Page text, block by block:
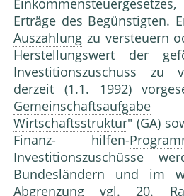
Erträge des Begünstigten.
Auszahlung zu versteuern
Herstellungswert der
Investitionszuschuss zu
derzeit (1.1. 1992)
Gemeinschaftsaufgabe
Wirtschaftsstruktur" (GA)
Finanz- hilfen-
Bundesländern und im
Abgrenzung vgl. 20.